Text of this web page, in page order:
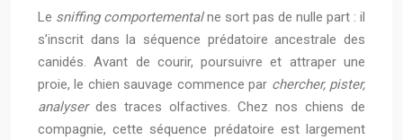
Le sniffing comportementalne sort pas de nulle part : il
s’inscrit dans la séquence prédatoire ancestrale des
canidés. Avant de courir, poursuivre et attraper une
proie, le chien sauvage commence par chercher, pister,
analyserdes traces olfactives. Chez nos chiens de
compagnie, cette séquence prédatoire est largement